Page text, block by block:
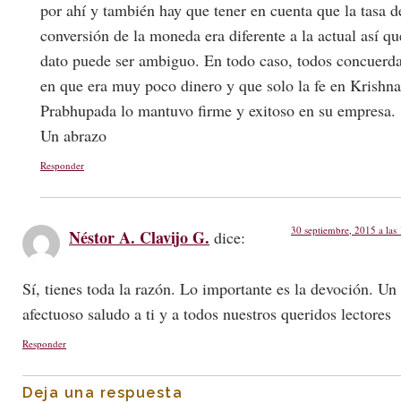
por ahí y también hay que tener en cuenta que la tasa
conversión de la moneda era diferente a la actual así
dato puede ser ambiguo. En todo caso, todos
en que era muy poco dinero y que solo la fe en
Prabhupada lo mantuvo firme y exitoso en su empresa.
Un abrazo
Responder
Néstor A. Clavijo G. dice: 30 septiembre, 2015 a las
Sí, tienes toda la razón. Lo importante es la devoción. Un
afectuoso saludo a ti y a todos nuestros queridos lectores
Responder
Deja una respuesta